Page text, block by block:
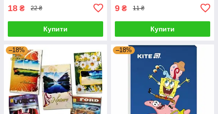
18 ₴ 22 ₴
Купити
9 ₴ 11 ₴
Купити
–18% –18%